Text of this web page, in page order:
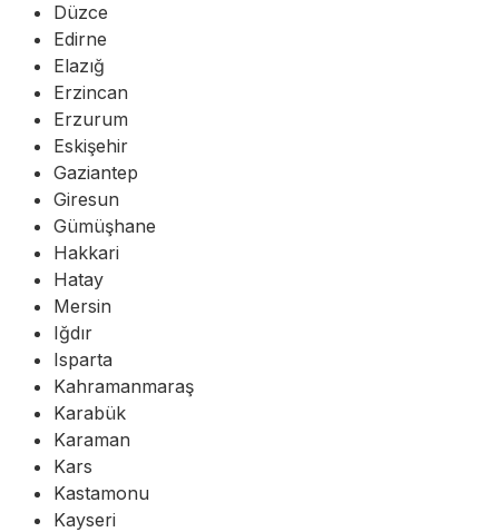
Düzce
Edirne
Elazığ
Erzincan
Erzurum
Eskişehir
Gaziantep
Giresun
Gümüşhane
Hakkari
Hatay
Mersin
Iğdır
Isparta
Kahramanmaraş
Karabük
Karaman
Kars
Kastamonu
Kayseri